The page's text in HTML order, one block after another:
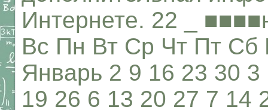
Интернете. 22 _
Вс Пн Вт Ср Чт Пт
Январь 2 9 16 23 30
19 26 6 13 20 27 7 14